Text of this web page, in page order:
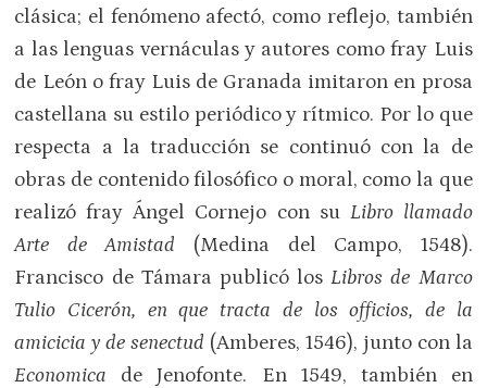
clásica; el fenómeno afectó, como reflejo, también
a las lenguas vernáculas y autores como fray Luis
de León o fray Luis de Granada imitaron en prosa
castellana su estilo periódico y rítmico. Por lo que
respecta a la traducción se continuó con la de
obras de contenido filosófico o moral, como la que
realizó fray Ángel Cornejo con su Libro llamado
Arte de Amistad (Medina del Campo, 1548).
Francisco de Támara publicó losLibros de Marco
Tulio Cicerón, en que tracta de los officios, de la
amicicia y de senectud (Amberes, 1546), junto con la
Economica de Jenofonte. En 1549, también en